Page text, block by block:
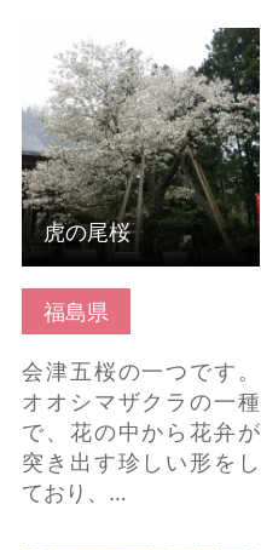
福島県
会津五桜の一つです。
オオシマザクラの一種
で、花の中から花弁が
突き出す珍しい形をし
ており、…
虎の尾桜 の詳細はこち
虎の尾桜